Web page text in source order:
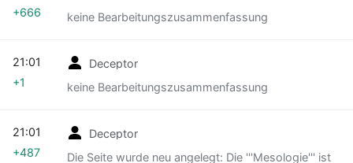
keine Bearbeitungszusammenfassung
+666
Deceptor
keine Bearbeitungszusammenfassung
21:01
+1
Deceptor
Die Seite wurde neu angelegt: Die '''Mesologie''' ist
21:01
+487